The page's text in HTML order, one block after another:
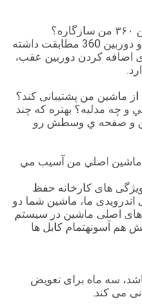
می تواند با دوربین اصلی جلو عقب و دوربین 360 مطابقت داشته
اضافه کردن دوربین عقب،
از ماشین من پشتیبانی کند؟
و چه مدليه؟ بهتره که چند
و صفحه ي وسطش رو
ماشين اصلي من آسيب مي
های کارخانه حفظ
ما، ماشین شما دو
اصلی ماشین در سیستم
هم آسونهتمام کابل ها
سه ماه برای تعویض
می کند.